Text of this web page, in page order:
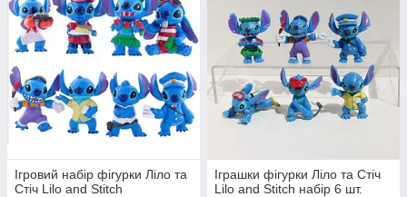
Ігровий набір фігурки Ліло та
Стіч Lilo and Stitch
Іграшки фігурки Ліло та Стіч
Lilo and Stitch набір 6 шт.